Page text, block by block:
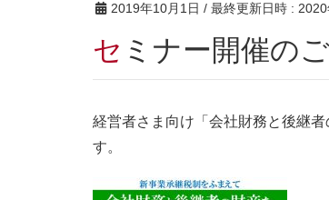
2019年10月1日 / 最終更新日時 :
セミナー開催の
経営者さま向け「会社財務と後継
す。